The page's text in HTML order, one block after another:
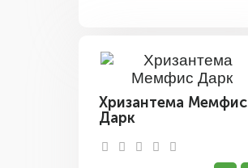
Хризантема Мемфис
Дарк